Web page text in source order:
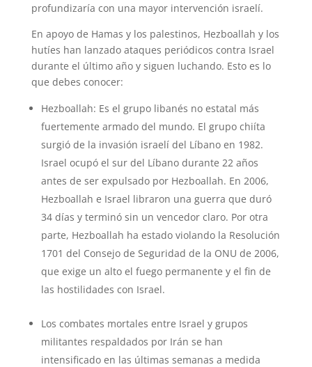
profundizaría con una mayor intervención israelí.
En apoyo de Hamas y los palestinos, Hezboallah y los
hutíes han lanzado ataques periódicos contra Israel
durante el último año y siguen luchando. Esto es lo
que debes conocer:
Hezboallah: Es el grupo libanés no estatal más
fuertemente armado del mundo. El grupo chiíta
surgió de la invasión israelí del Líbano en 1982.
Israel ocupó el sur del Líbano durante 22 años
antes de ser expulsado por Hezboallah. En 2006,
Hezboallah e Israel libraron una guerra que duró
34 días y terminó sin un vencedor claro. Por otra
parte, Hezboallah ha estado violando la Resolución
1701 del Consejo de Seguridad de la ONU de 2006,
que exige un alto el fuego permanente y el fin de
las hostilidades con Israel.
Los combates mortales entre Israel y grupos
militantes respaldados por Irán se han
intensificado en las últimas semanas a medida